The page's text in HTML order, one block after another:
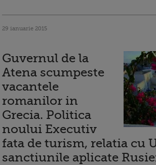
29 ianuarie 2015
Guvernul de la
Atena scumpeste
vacantele
romanilor in
Grecia. Politica
noului Executiv
fata de turism, relatia cu
sanctiunile aplicate